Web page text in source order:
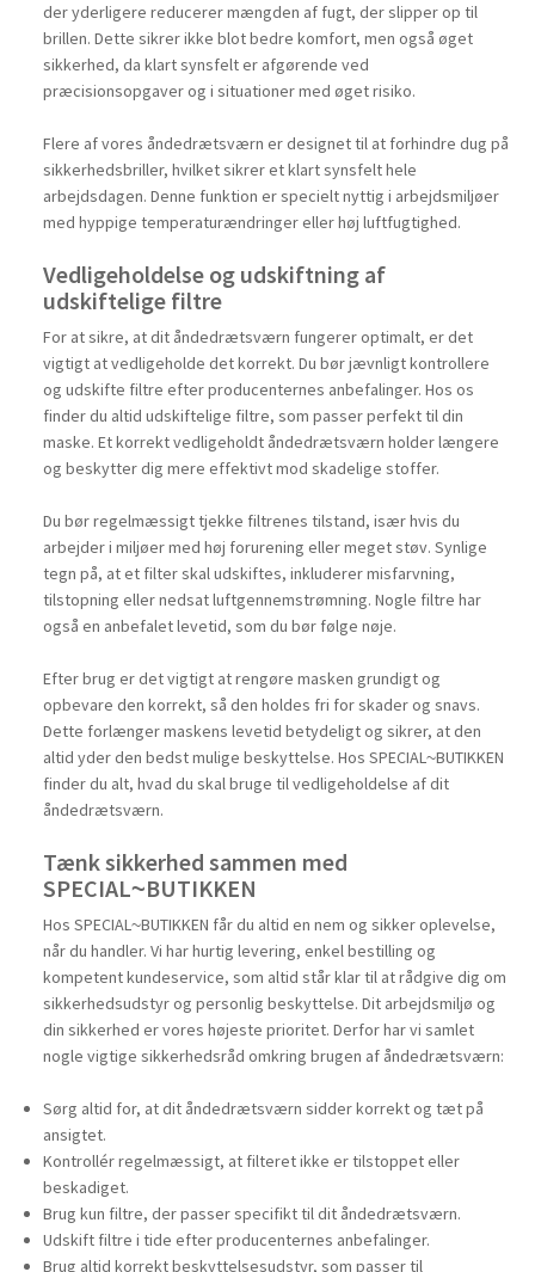
der yderligere reducerer mængden af fugt, der slipper op til
brillen. Dette sikrer ikke blot bedre komfort, men også øget
sikkerhed, da klart synsfelt er afgørende ved
præcisionsopgaver og i situationer med øget risiko.
Flere af vores åndedrætsværn er designet til at forhindre dug på
sikkerhedsbriller, hvilket sikrer et klart synsfelt hele
arbejdsdagen. Denne funktion er specielt nyttig i arbejdsmiljøer
med hyppige temperaturændringer eller høj luftfugtighed.
Vedligeholdelse og udskiftning af
udskiftelige filtre
For at sikre, at dit åndedrætsværn fungerer optimalt, er det
vigtigt at vedligeholde det korrekt. Du bør jævnligt kontrollere
og udskifte filtre efter producenternes anbefalinger. Hos os
finder du altid udskiftelige filtre, som passer perfekt til din
maske. Et korrekt vedligeholdt åndedrætsværn holder længere
og beskytter dig mere effektivt mod skadelige stoffer.
Du bør regelmæssigt tjekke filtrenes tilstand, især hvis du
arbejder i miljøer med høj forurening eller meget støv. Synlige
tegn på, at et filter skal udskiftes, inkluderer misfarvning,
tilstopning eller nedsat luftgennemstrømning. Nogle filtre har
også en anbefalet levetid, som du bør følge nøje.
Efter brug er det vigtigt at rengøre masken grundigt og
opbevare den korrekt, så den holdes fri for skader og snavs.
Dette forlænger maskens levetid betydeligt og sikrer, at den
altid yder den bedst mulige beskyttelse. Hos SPECIAL~BUTIKKEN
finder du alt, hvad du skal bruge til vedligeholdelse af dit
åndedrætsværn.
Tænk sikkerhed sammen med
SPECIAL~BUTIKKEN
Hos SPECIAL~BUTIKKEN får du altid en nem og sikker oplevelse,
når du handler. Vi har hurtig levering, enkel bestilling og
kompetent kundeservice, som altid står klar til at rådgive dig om
sikkerhedsudstyr og personlig beskyttelse. Dit arbejdsmiljø og
din sikkerhed er vores højeste prioritet. Derfor har vi samlet
nogle vigtige sikkerhedsråd omkring brugen af åndedrætsværn:
Sørg altid for, at dit åndedrætsværn sidder korrekt og tæt på
ansigtet.
Kontrollér regelmæssigt, at filteret ikke er tilstoppet eller
beskadiget.
Brug kun filtre, der passer specifikt til dit åndedrætsværn.
Udskift filtre i tide efter producenternes anbefalinger.
Brug altid korrekt beskyttelsesudstyr, som passer til